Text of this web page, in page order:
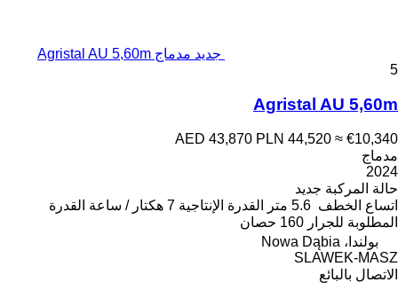
جديد مدماج Agristal AU 5,60m
5
Agristal AU 5,60m
AED 43,870 PLN 44,520 ≈ €10,340
مدماج
2024
حالة المركبة جديد
اتساع الخطف 5.6 متر القدرة الإنتاجية 7 هكتار / ساعة
القدرة
المطلوبة للجرار 160 حصان
بولندا، Nowa Dąbia
SLAWEK-MASZ
الاتصال بالبائع